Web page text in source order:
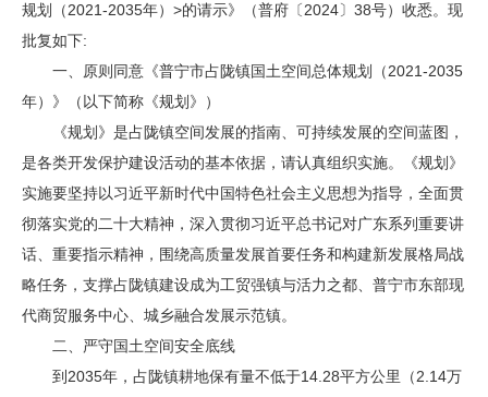
规划（2021-2035年）>的请示》（普府〔2024〕38号）收悉。现
批复如下:
一、原则同意《普宁市占陇镇国土空间总体规划（2021-2035
年）》（以下简称《规划》）
《规划》是占陇镇空间发展的指南、可持续发展的空间蓝图，
是各类开发保护建设活动的基本依据，请认真组织实施。《规划》
实施要坚持以习近平新时代中国特色社会主义思想为指导，全面贯
彻落实党的二十大精神，深入贯彻习近平总书记对广东系列重要讲
话、重要指示精神，围绕高质量发展首要任务和构建新发展格局战
略任务，支撑占陇镇建设成为工贸强镇与活力之都、普宁市东部现
代商贸服务中心、城乡融合发展示范镇。
二、严守国土空间安全底线
到2035年，占陇镇耕地保有量不低于14.28平方公里（2.14万